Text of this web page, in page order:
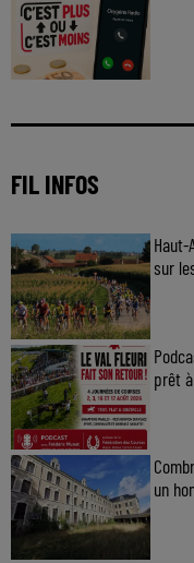
FIL INFOS
sur
prêt
un